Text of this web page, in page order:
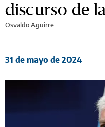
discurso de
Osvaldo Aguirre
31 de mayo de 2024